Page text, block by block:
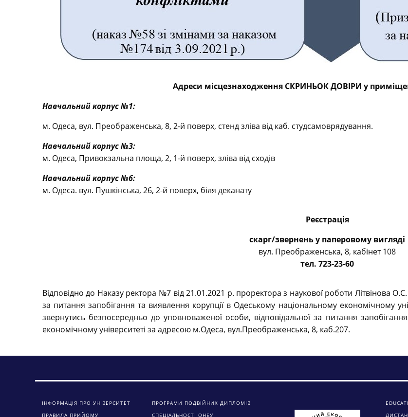
Адреси місцезнаходження СКРИНЬОК ДОВІРИ у
Навчальний корпус №1:
м. Одеса, вул. Преображенська, 8, 2-й поверх, стенд зліва від каб. студсамоврядування.
Навчальний корпус №3:
м. Одеса, Привокзальна площа, 2, 1-й поверх, зліва від сходів
Навчальний корпус №6:
м. Одеса. вул. Пушкінська, 26, 2-й поверх, біля деканату
Реєстрація
скарг/звернень у паперовому вигляді
вул. Преображенська, 8, кабінет 108
тел. 723-23-60
Відповідно до Наказу ректора №7 від 21.01.2021 р. проректора з наукової роботи Літвінова
за питання запобігання та виявлення корупції в Одеському національному економічному
звернутись безпосередньо до уповноваженої особи, відповідальної за питання
економічному університеті за адресою м.Одеса, вул.Преображенська, 8, каб.207.
ІНФОРМАЦІЯ ПРО УНІВЕРСИТЕТ
ПРАВИЛА ПРИЙОМУ
ПРОГРАМИ ПОДВІЙНИХ ДИПЛОМІВ
СПЕЦІАЛЬНОСТІ ОНЕУ